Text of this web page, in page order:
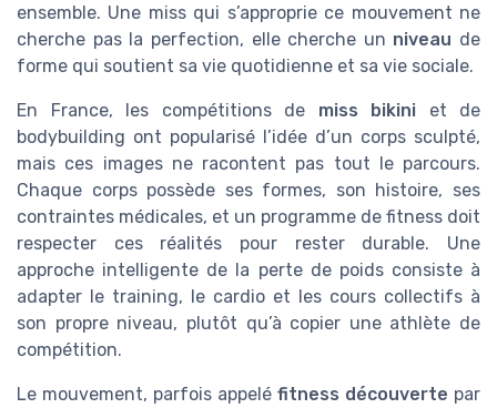
ensemble. Une miss qui s’approprie ce mouvement ne
cherche pas la perfection, elle cherche un niveau de
forme qui soutient sa vie quotidienne et sa vie sociale.
En France, les compétitions de miss bikini et de
bodybuilding ont popularisé l’idée d’un corps sculpté,
mais ces images ne racontent pas tout le parcours.
Chaque corps possède ses formes, son histoire, ses
contraintes médicales, et un programme de fitness doit
respecter ces réalités pour rester durable. Une
approche intelligente de la perte de poids consiste à
adapter le training, le cardio et les cours collectifs à
son propre niveau, plutôt qu’à copier une athlète de
compétition.
Le mouvement, parfois appelé fitness découverte par